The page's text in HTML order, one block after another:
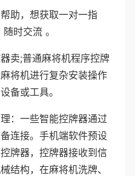
助，想获取一对一指
时交流 。
卖;普通麻将机程序控牌
将机进行复杂安装操作
备或工具。
：一些智能控牌器通过
连接。手机端软件预设
牌器，控牌器接收到信
结构，在麻将机洗牌、